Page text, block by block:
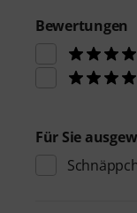
Bewertungen
Für Sie